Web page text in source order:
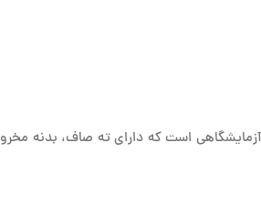
است که دارای ته صاف، بدنه